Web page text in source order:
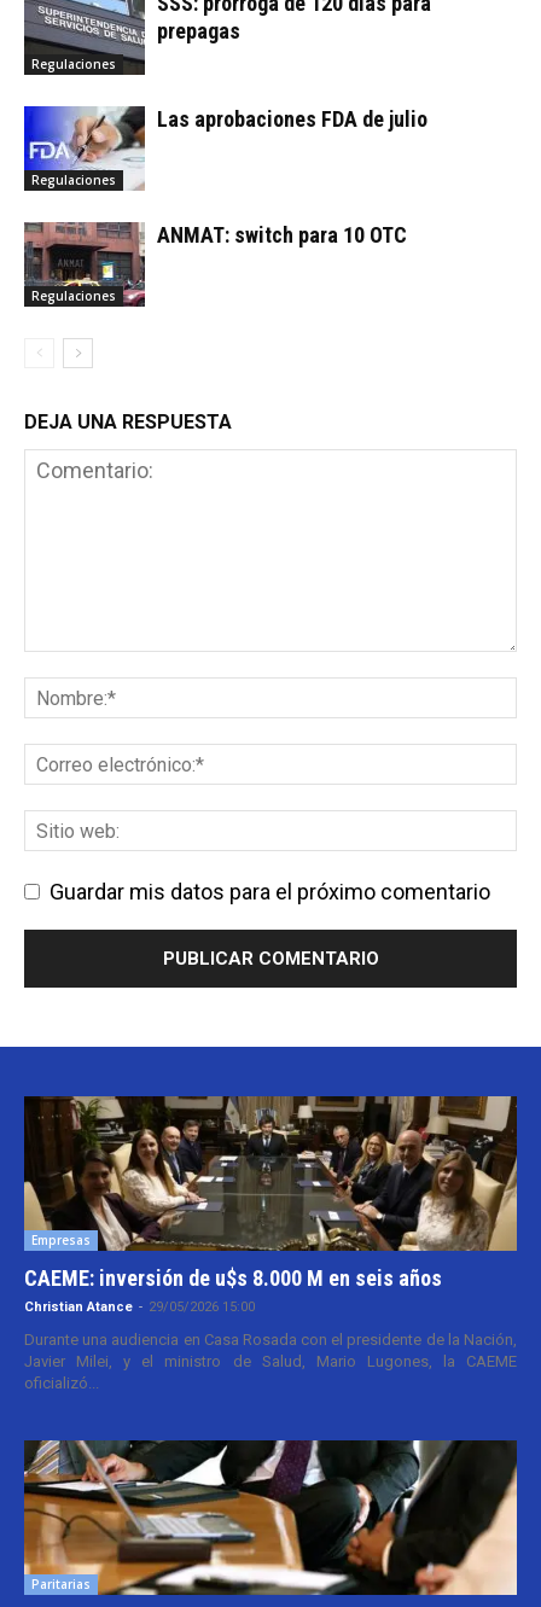
Regulaciones
prepagas
Regulaciones
Las aprobaciones FDA de julio
Regulaciones
ANMAT: switch para 10 OTC
DEJA UNA RESPUESTA
Guardar mis datos para el próximo comentario
Empresas
CAEME: inversión de u$s 8.000 M en seis años
Christian Atance - 29/05/2026 15:00
Durante una audiencia en Casa Rosada con el presidente de la Nación,
Javier Milei, y el ministro de Salud, Mario Lugones, la CAEME
oficializó...
Paritarias